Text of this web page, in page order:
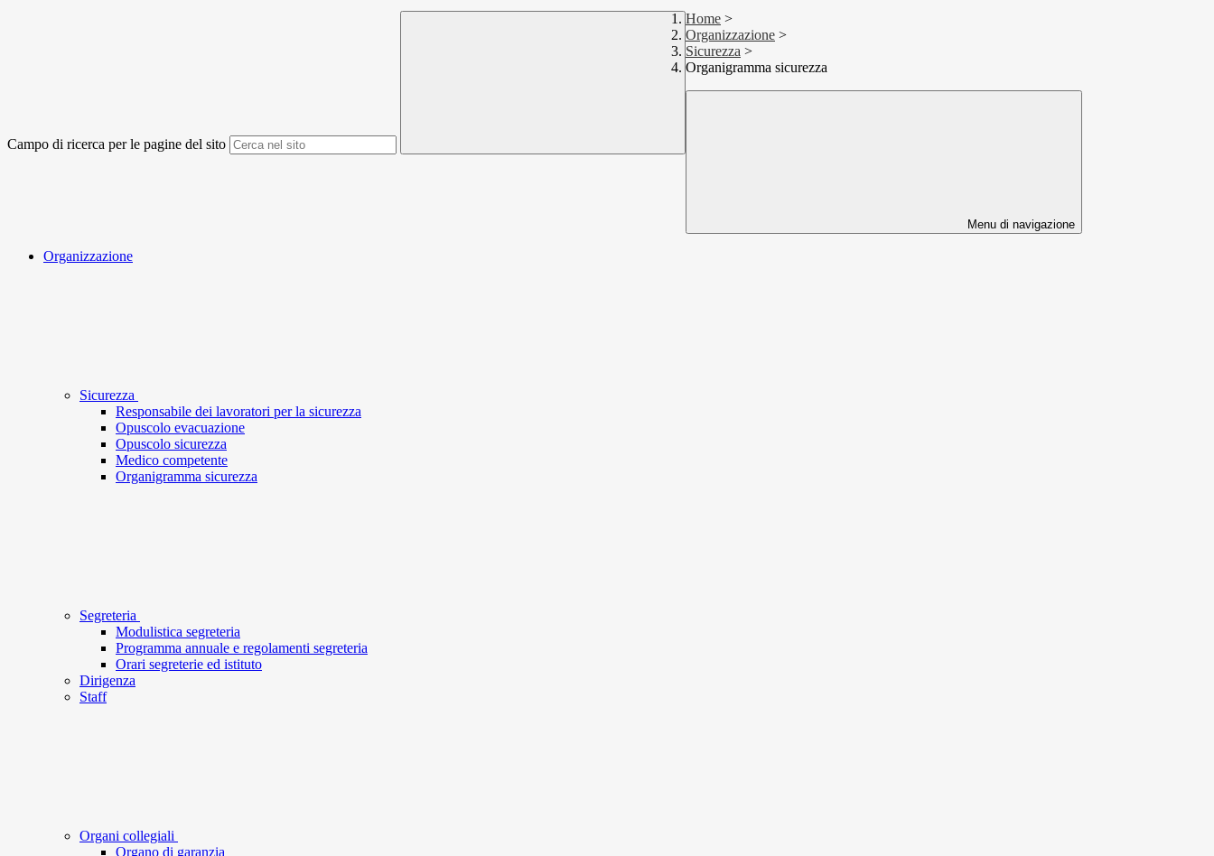
Campo di ricerca per le pagine del sito
Home >
Organizzazione >
Sicurezza >
Organigramma sicurezza
Menu di navigazione
Organizzazione
Sicurezza
Responsabile dei lavoratori per la sicurezza
Opuscolo evacuazione
Opuscolo sicurezza
Medico competente
Organigramma sicurezza
Segreteria
Modulistica segreteria
Programma annuale e regolamenti segreteria
Orari segreterie ed istituto
Dirigenza
Staff
Organi collegiali
Organo di garanzia